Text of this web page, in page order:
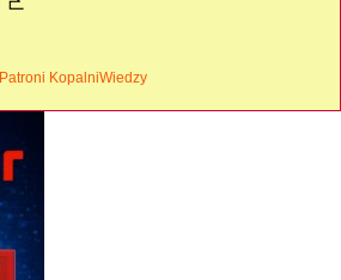
Patroni KopalniWiedzy